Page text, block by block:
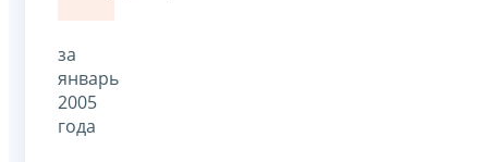
за
январь
2005
года